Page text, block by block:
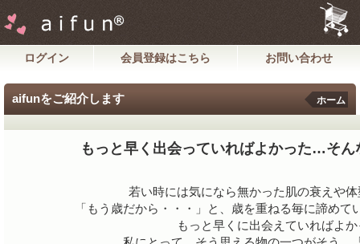
ログイン 会員登録はこちら お問い合わせ
aifunをご紹介します ホーム
もっと早く出会っていればよかった…そ
若い時には気になら無かった肌の衰えや
「もう歳だから・・・」と、歳を重ねる毎に諦め
もっと早くに出会えていればよ